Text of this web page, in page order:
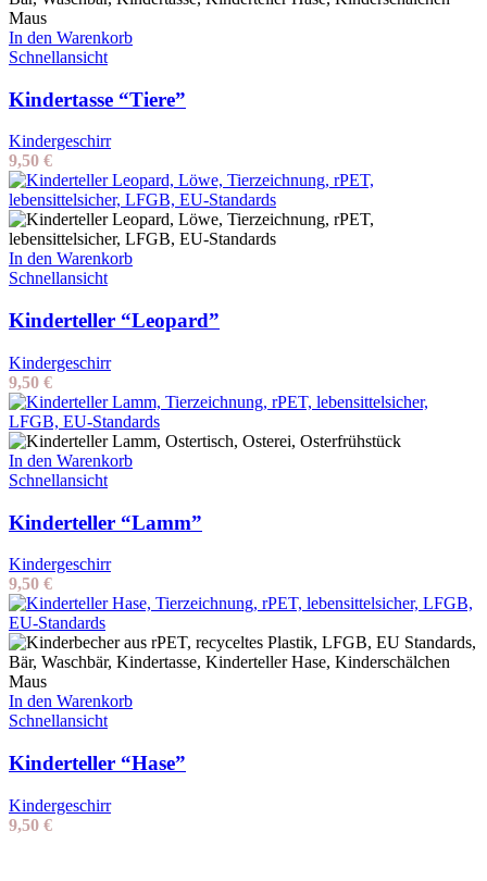
In den Warenkorb
Schnellansicht
Kindertasse “Tiere”
Kindergeschirr
9,50 €
In den Warenkorb
Schnellansicht
Kinderteller “Leopard”
Kindergeschirr
9,50 €
In den Warenkorb
Schnellansicht
Kinderteller “Lamm”
Kindergeschirr
9,50 €
In den Warenkorb
Schnellansicht
Kinderteller “Hase”
Kindergeschirr
9,50 €